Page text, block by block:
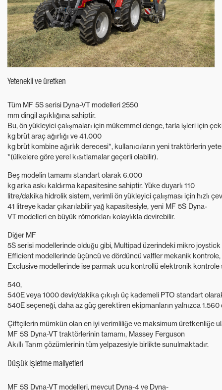
Yetenekli ve üretken
Tüm MF 5S serisi Dyna-VT modelleri 2550
mm dingil açıklığına sahiptir.
Bu, ön yükleyici çalışmaları için mükemmel denge, tarla işleri için
kg brüt araç ağırlığı ve 41.000
kg brüt kombine ağırlık derecesi*, kullanıcıların yeni traktörlerin
*(ülkelere göre yerel kısıtlamalar geçerli olabilir).
Beş modelin tamamı standart olarak 6.000
kg arka askı kaldırma kapasitesine sahiptir. Yüke duyarlı 110
litre/dakika hidrolik sistem, verimli ön yükleyici çalışması için hızlı
41 litreye kadar çıkarılabilir yağ kapasitesiyle, yeni MF 5S Dyna-
VT modelleri en büyük römorkları kolaylıkla devirebilir.
Diğer MF
5S serisi modellerinde olduğu gibi, Multipad üzerindeki mikro
Efficient modellerinde üçüncü ve dördüncü valfler mekanik kontrole,
Exclusive modellerinde ise parmak ucu kontrollü elektronik kontrole
540,
540E veya 1000 devir/dakika çıkışlı üç kademeli PTO standart
540E seçeneği, daha az güç gerektiren ekipmanların yalnızca
Çiftçilerin mümkün olan en iyi verimliliğe ve maksimum üretkenliğe
MF 5S Dyna-VT traktörlerinin tamamı, Massey Ferguson
Akıllı Tarım çözümlerinin tüm yelpazesiyle birlikte sunulmaktadır.
Düşük işletme maliyetleri
MF 5S Dyna-VT modelleri, mevcut Dyna-4 ve Dyna-